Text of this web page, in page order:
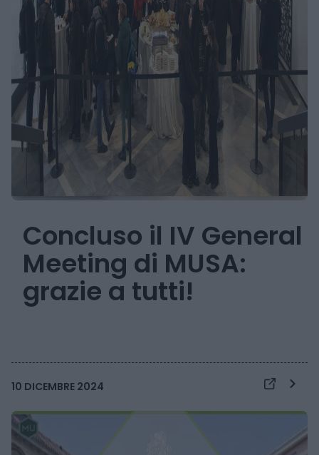
Concluso il IV General
Meeting di MUSA:
grazie a tutti!
10 DICEMBRE 2024